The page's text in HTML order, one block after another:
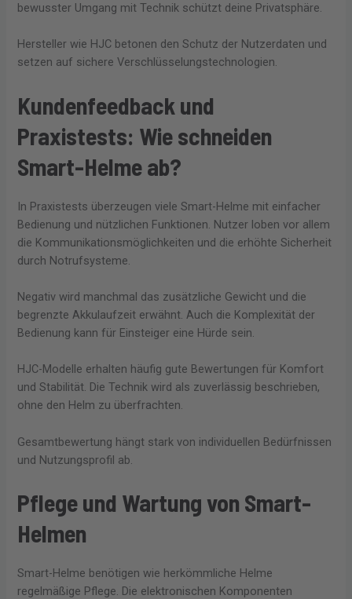
bewusster Umgang mit Technik schützt deine Privatsphäre.
Hersteller wie HJC betonen den Schutz der Nutzerdaten und
setzen auf sichere Verschlüsselungstechnologien.
Kundenfeedback und
Praxistests: Wie schneiden
Smart-Helme ab?
In Praxistests überzeugen viele Smart-Helme mit einfacher
Bedienung und nützlichen Funktionen. Nutzer loben vor allem
die Kommunikationsmöglichkeiten und die erhöhte Sicherheit
durch Notrufsysteme.
Negativ wird manchmal das zusätzliche Gewicht und die
begrenzte Akkulaufzeit erwähnt. Auch die Komplexität der
Bedienung kann für Einsteiger eine Hürde sein.
HJC-Modelle erhalten häufig gute Bewertungen für Komfort
und Stabilität. Die Technik wird als zuverlässig beschrieben,
ohne den Helm zu überfrachten.
Gesamtbewertung hängt stark von individuellen Bedürfnissen
und Nutzungsprofil ab.
Pflege und Wartung von Smart-
Helmen
Smart-Helme benötigen wie herkömmliche Helme
regelmäßige Pflege. Die elektronischen Komponenten